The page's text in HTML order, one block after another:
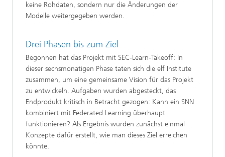
keine Rohdaten, sondern nur die Änderungen der
Modelle weitergegeben werden.
Drei Phasen bis zum Ziel
Begonnen hat das Projekt mit SEC-Learn-Takeoff: In
dieser sechsmonatigen Phase taten sich die elf Institute
zusammen, um eine gemeinsame Vision für das Projekt
zu entwickeln. Aufgaben wurden abgesteckt, das
Endprodukt kritisch in Betracht gezogen: Kann ein SNN
kombiniert mit Federated Learning überhaupt
funktionieren? Als Ergebnis wurden zunächst einmal
Konzepte dafür erstellt, wie man dieses Ziel erreichen
könnte.